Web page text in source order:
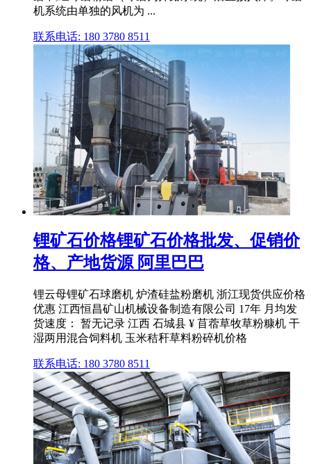
机系统由单独的风机为 ...
联系电话: 180 3780 8511
锂矿石价格锂矿石价格批发、促销价
格、产地货源 阿里巴巴
锂云母锂矿石球磨机 炉渣硅盐粉磨机 浙江现货供应价格
优惠 江西恒昌矿山机械设备制造有限公司 17年 月均发
货速度： 暂无记录 江西 石城县 ¥ 苜蓿草牧草粉糠机 干
湿两用混合饲料机 玉米秸秆草料粉碎机价格
联系电话: 180 3780 8511